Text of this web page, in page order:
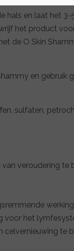
hals en laat het
het product
de O Skin
en gebruik
sulfaten,
veroudering te
voor het
celvernieuwing te